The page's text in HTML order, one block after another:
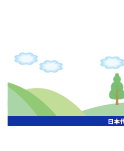
広告主
2026.05.28